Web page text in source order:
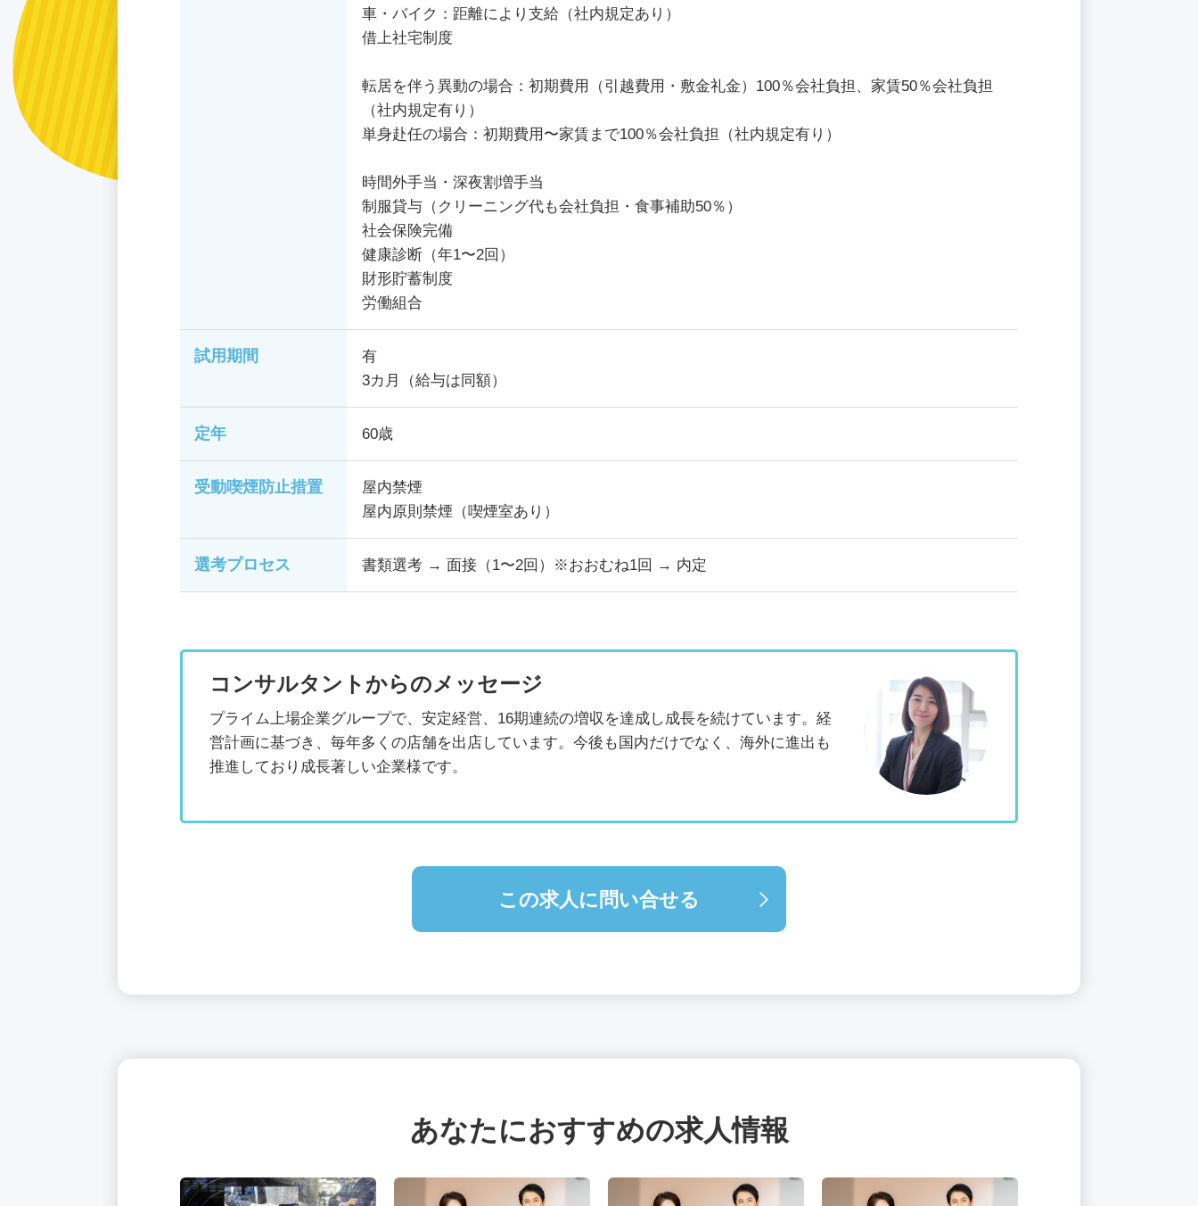
車・バイク：距離により支給（社内規定あり）
借上社宅制度
転居を伴う異動の場合：初期費用（引越費用・敷金礼金）100％会社負担、家賃50％会社負担
（社内規定有り）
単身赴任の場合：初期費用〜家賃まで100％会社負担（社内規定有り）
時間外手当・深夜割増手当
制服貸与（クリーニング代も会社負担・食事補助50％）
社会保険完備
健康診断（年1〜2回）
財形貯蓄制度
労働組合
試用期間
有
3カ月（給与は同額）
定年 60歳
受動喫煙防止措置
屋内禁煙
屋内原則禁煙（喫煙室あり）
選考プロセス 書類選考 → 面接（1〜2回）※おおむね1回 → 内定
コンサルタントからのメッセージ
プライム上場企業グループで、安定経営、16期連続の増収を達成し成長を続けています。経
営計画に基づき、毎年多くの店舗を出店しています。今後も国内だけでなく、海外に進出も
推進しており成長著しい企業様です。
この求人に問い合せる
あなたにおすすめの求人情報